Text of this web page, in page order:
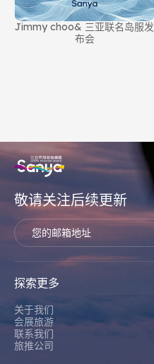
Jimmy choo& 三亚联名岛服发
布会
敬请关注后续更新
探索更多
关于我们
会展旅游
联系我们
旅推公司